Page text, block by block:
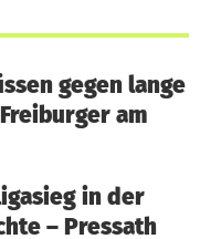
gegen lange
am
in der
– Pressath